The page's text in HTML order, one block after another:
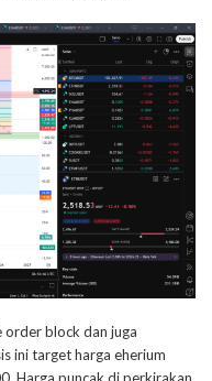
order block dan juga
ini target harga eherium
Harga puncak di perkirakan